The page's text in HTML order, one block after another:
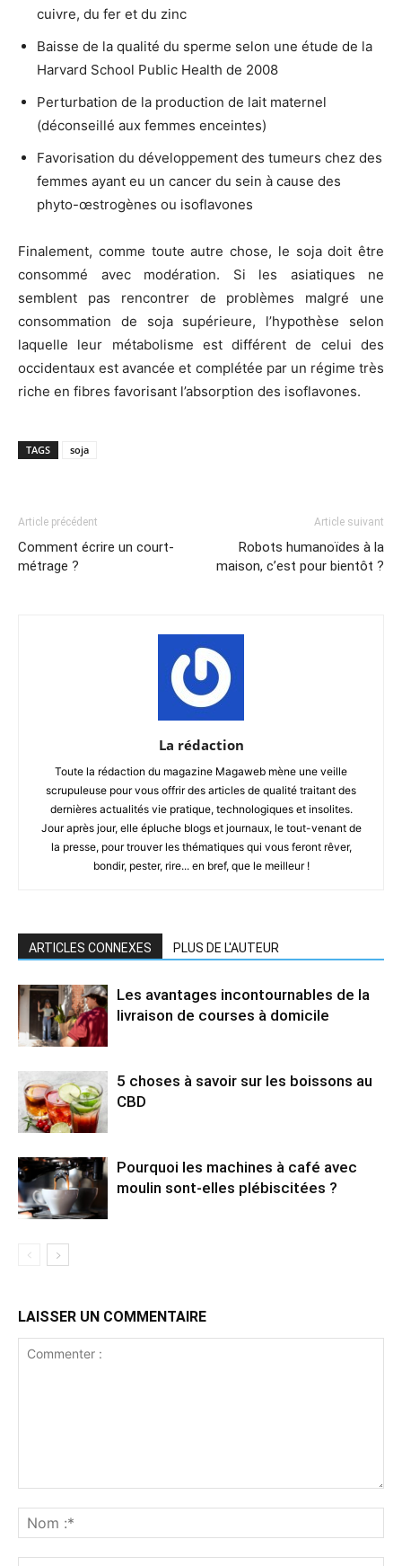
cuivre, du fer et du zinc
Baisse de la qualité du sperme selon une étude de la
Harvard School Public Health de 2008
Perturbation de la production de lait maternel
(déconseillé aux femmes enceintes)
Favorisation du développement des tumeurs chez des
femmes ayant eu un cancer du sein à cause des
phyto-œstrogènes ou isoflavones
Finalement, comme toute autre chose, le soja doit être
consommé avec modération. Si les asiatiques ne
semblent pas rencontrer de problèmes malgré une
consommation de soja supérieure, l’hypothèse selon
laquelle leur métabolisme est différent de celui des
occidentaux est avancée et complétée par un régime très
riche en fibres favorisant l’absorption des isoflavones.
TAGS soja
Article précédent
Comment écrire un court-
métrage ?
Article suivant
Robots humanoïdes à la
maison, c’est pour bientôt ?
La rédaction
Toute la rédaction du magazine Magaweb mène une veille
scrupuleuse pour vous offrir des articles de qualité traitant des
dernières actualités vie pratique, technologiques et insolites.
Jour après jour, elle épluche blogs et journaux, le tout-venant de
la presse, pour trouver les thématiques qui vous feront rêver,
bondir, pester, rire... en bref, que le meilleur !
ARTICLES CONNEXES PLUS DE L'AUTEUR
Les avantages incontournables de la
livraison de courses à domicile
5 choses à savoir sur les boissons au
CBD
Pourquoi les machines à café avec
moulin sont-elles plébiscitées ?
LAISSER UN COMMENTAIRE